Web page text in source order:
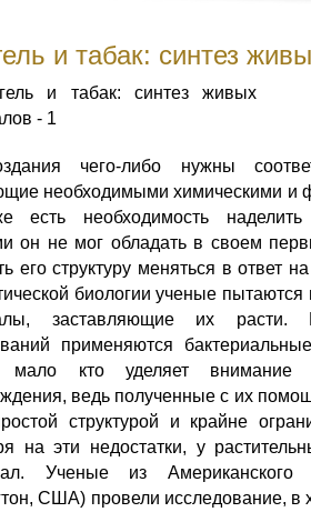
и табак: синтез
чего-либо нужны
необходимыми химическими и
есть необходимость наделить
он не мог обладать в своем
его структуру меняться в ответ
биологии ученые
заставляющие их расти.
применяются
мало кто уделяет внимание
ведь полученные с их
структурой и крайне
на эти недостатки, у
Ученые из Американского
США) провели исследование, в